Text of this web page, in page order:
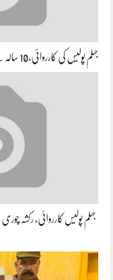
جہلم پولیس کی کارروائی،10 سالہ بچے کو جنسی زیادتی کا نشانہ بنانے والا ملزم…
جہلم پولیس کارروائی، رکشہ